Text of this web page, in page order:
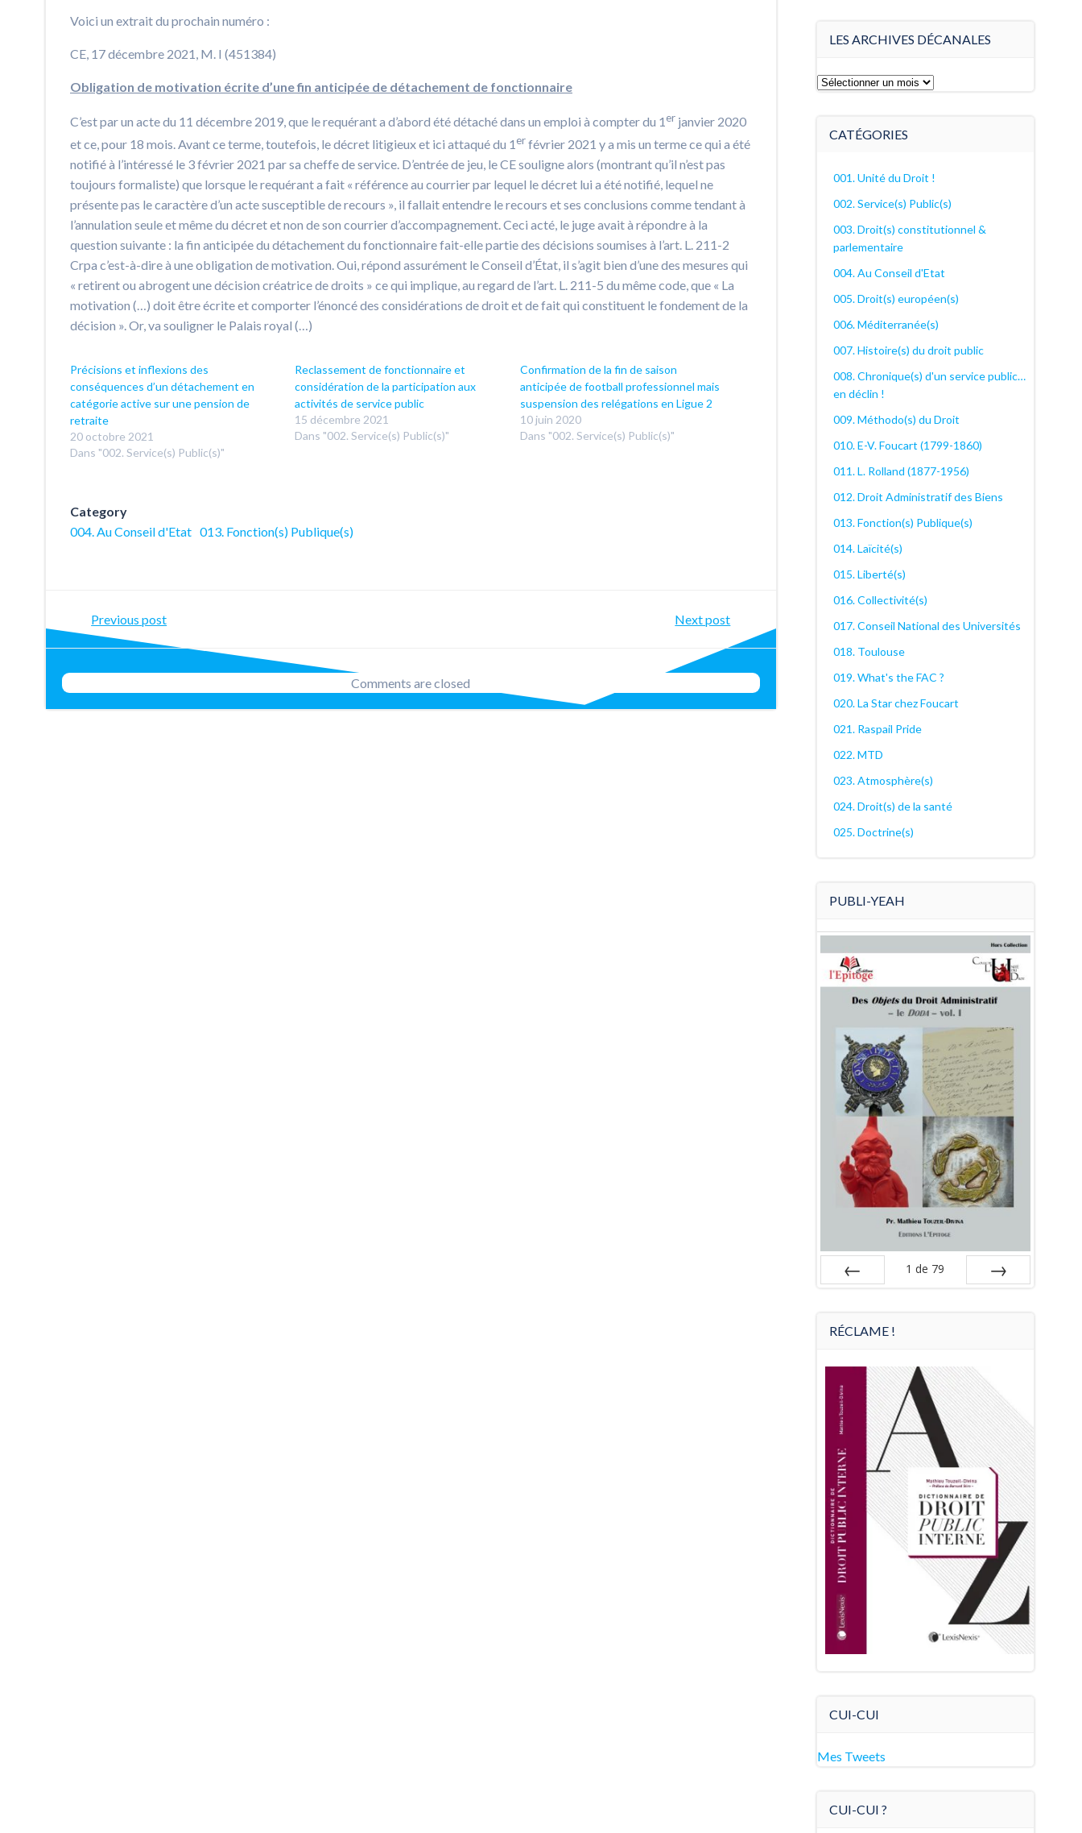
Voici un extrait du prochain numéro :
CE, 17 décembre 2021, M. I (451384)
Obligation de motivation écrite d’une fin anticipée de détachement de fonctionnaire
C’est par un acte du 11 décembre 2019, que le requérant a d’abord été détaché dans un emploi à compter du 1er janvier 2020
et ce, pour 18 mois. Avant ce terme, toutefois, le décret litigieux et ici attaqué du 1erfévrier 2021 y a mis un terme ce qui a été
notifié à l’intéressé le 3 février 2021 par sa cheffe de service. D’entrée de jeu, le CE souligne alors (montrant qu’il n’est pas
toujours formaliste) que lorsque le requérant a fait « référence au courrier par lequel le décret lui a été notifié, lequel ne
présente pas le caractère d’un acte susceptible de recours », il fallait entendre le recours et ses conclusions comme tendant à
l’annulation seule et même du décret et non de son courrier d’accompagnement. Ceci acté, le juge avait à répondre à la
question suivante : la fin anticipée du détachement du fonctionnaire fait-elle partie des décisions soumises à l’art. L. 211-2
Crpa c’est-à-dire à une obligation de motivation. Oui, répond assurément le Conseil d’État, il s’agit bien d’une des mesures qui
« retirent ou abrogent une décision créatrice de droits » ce qui implique, au regard de l’art. L. 211-5 du même code, que « La
motivation (…) doit être écrite et comporter l’énoncé des considérations de droit et de fait qui constituent le fondement de la
décision ». Or, va souligner le Palais royal (…)
Précisions et inflexions des
conséquences d’un détachement en
catégorie active sur une pension de
retraite
20 octobre 2021
Dans "002. Service(s) Public(s)"
Reclassement de fonctionnaire et
considération de la participation aux
activités de service public
15 décembre 2021
Dans "002. Service(s) Public(s)"
Confirmation de la fin de saison
anticipée de football professionnel mais
suspension des relégations en Ligue 2
10 juin 2020
Dans "002. Service(s) Public(s)"
Category
004. Au Conseil d'Etat 013. Fonction(s) Publique(s)
Post
navigation
Previous post
Post
navigation
Next post
Comments are closed
LES ARCHIVES DÉCANALES
Les
CATÉGORIES
001. Unité du Droit !
002. Service(s) Public(s)
003. Droit(s) constitutionnel &
parlementaire
004. Au Conseil d'Etat
005. Droit(s) européen(s)
006. Méditerranée(s)
007. Histoire(s) du droit public
008. Chronique(s) d'un service public…
en déclin !
009. Méthodo(s) du Droit
010. E-V. Foucart (1799-1860)
011. L. Rolland (1877-1956)
012. Droit Administratif des Biens
013. Fonction(s) Publique(s)
014. Laïcité(s)
015. Liberté(s)
016. Collectivité(s)
017. Conseil National des Universités
018. Toulouse
019. What's the FAC ?
020. La Star chez Foucart
021. Raspail Pride
022. MTD
023. Atmosphère(s)
024. Droit(s) de la santé
025. Doctrine(s)
PUBLI-YEAH
1 de 79
RÉCLAME !
CUI-CUI
Mes Tweets
CUI-CUI ?